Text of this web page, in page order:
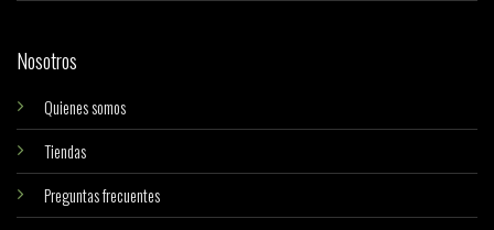
Nosotros
Quienes somos
Tiendas
Preguntas frecuentes